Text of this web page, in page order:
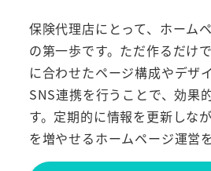
保険代理店にとって、ホーム
の第一歩です。ただ作るだけ
に合わせたページ構成やデザ
SNS連携を行うことで、効果
す。定期的に情報を更新しな
を増やせるホームページ運営